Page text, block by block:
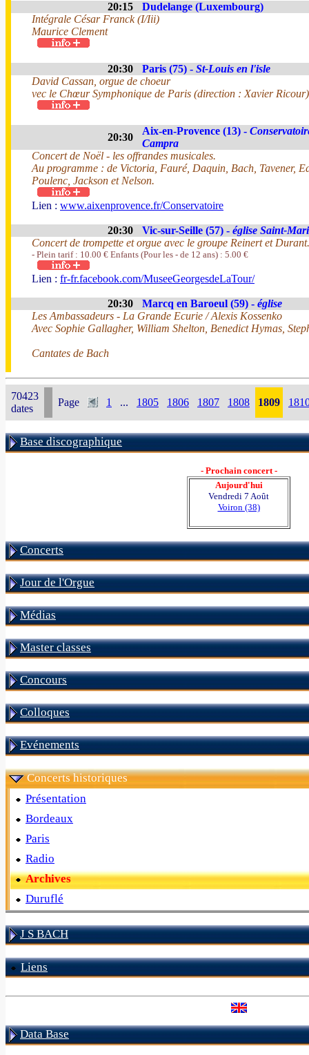
20:15
Dudelange (Luxembourg)
Intégrale César Franck (I/Iii)
Maurice Clement
20:30 Paris (75) - St-Louis en l'isle
David Cassan, orgue de choeur
vec le Chœur Symphonique de Paris (direction : Xavier Ricour)
20:30
Aix-en-Provence (13) -
Campra
Concert de Noël - les offrandes musicales.
Au programme : de Victoria, Fauré, Daquin, Bach, Tavener,
Poulenc, Jackson et Nelson.
Lien : www.aixenprovence.fr/Conservatoire
20:30 Vic-sur-Seille (57) - église Saint-
Concert de trompette et orgue avec le groupe Reinert et
- Plein tarif : 10.00 € Enfants (Pour les - de 12 ans) : 5.00 €
Lien : fr-fr.facebook.com/MuseeGeorgesdeLaTour/
20:30 Marcq en Baroeul (59) - église
Les Ambassadeurs - La Grande Ecurie / Alexis Kossenko
Avec Sophie Gallagher, William Shelton, Benedict Hymas,
Cantates de Bach
70423
dates
Page 1 ... 1805 1806 1807 1808 1809
Base discographique
- Prochain concert -
Aujourd'hui
Vendredi 7 Août
Voiron (38)
Concerts
Jour de l'Orgue
Médias
Master classes
Concours
Colloques
Evénements
Concerts historiques
Présentation
Bordeaux
Paris
Radio
Archives
Duruflé
J S BACH
Liens
Data Base